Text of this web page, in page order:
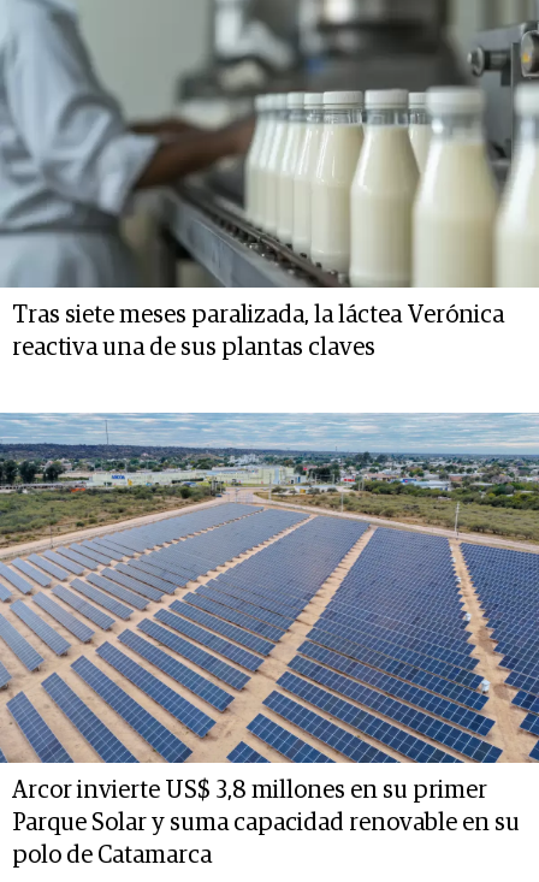
Tras siete meses paralizada, la láctea Verónica
reactiva una de sus plantas claves
Arcor invierte US$ 3,8 millones en su primer
Parque Solar y suma capacidad renovable en su
polo de Catamarca